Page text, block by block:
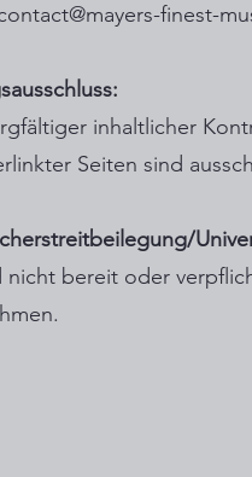
finest-
inhaltlicher
Seiten sind
nicht bereit oder